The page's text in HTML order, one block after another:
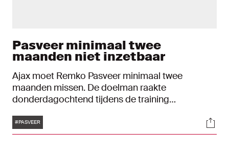
Pasveer minimaal twee
maanden niet inzetbaar
Ajax moet Remko Pasveer minimaal twee
maanden missen. De doelman raakte
donderdagochtend tijdens de training
twee middenhandsbeentjes.
Tags
#PASVEER